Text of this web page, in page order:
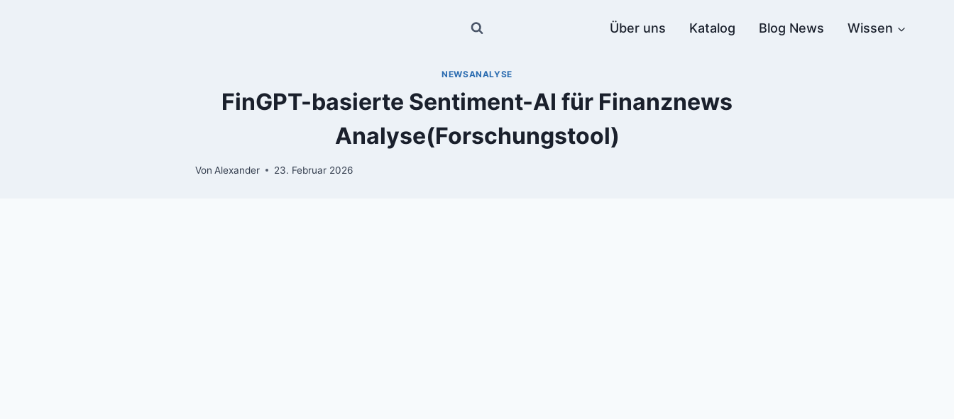
Über uns Katalog Blog News Wissen
NEWSANALYSE
FinGPT-basierte Sentiment-AI für Finanznews
Analyse(Forschungstool)
Von Alexander 23. Februar 2026